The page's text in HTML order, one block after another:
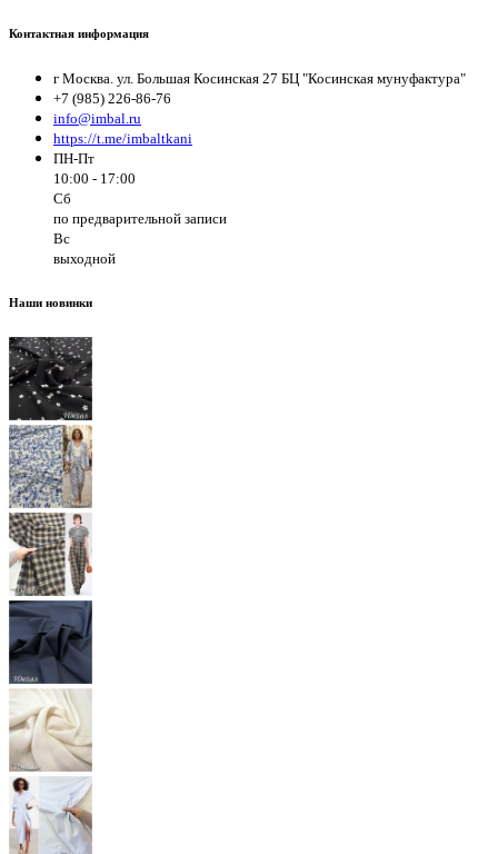
Контактная информация
г Москва. ул. Большая Косинская 27 БЦ "Косинская мунуфактура"
+7 (985) 226-86-76
info@imbal.ru
https://t.me/imbaltkani
ПН-Пт
10:00 - 17:00
Сб
по предварительной записи
Вс
выходной
Наши новинки